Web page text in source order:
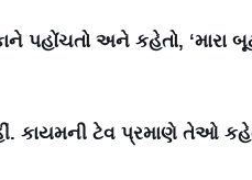
પહોંચતો અને કહેતો, ‘મારા
કાયમની ટેવ પ્રમાણે તેઓ